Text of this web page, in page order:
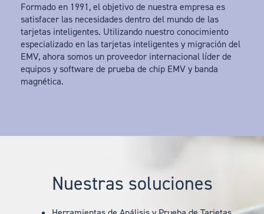
Formado en 1991, el objetivo de nuestra empresa es
satisfacer las necesidades dentro del mundo de las
tarjetas inteligentes. Utilizando nuestro conocimiento
especializado en las tarjetas inteligentes y migración del
EMV, ahora somos un proveedor internacional líder de
equipos y software de prueba de chip EMV y banda
magnética.
Nuestras soluciones